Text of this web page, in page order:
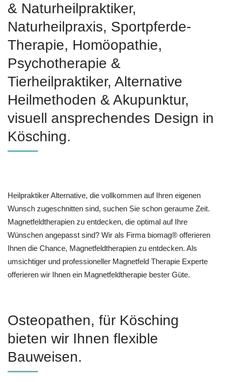
& Naturheilpraktiker,
Naturheilpraxis, Sportpferde-
Therapie, ‎Homöopathie,
‎Psychotherapie &
‎Tierheilpraktiker, Alternative
Heilmethoden & Akupunktur,
visuell ansprechendes Design in
Kösching.
Heilpraktiker Alternative, die vollkommen auf Ihren eigenen
Wunsch zugeschnitten sind, suchen Sie schon geraume Zeit.
Magnetfeldtherapien zu entdecken, die optimal auf Ihre
Wünschen angepasst sind? Wir als Firma biomag® offerieren
Ihnen die Chance, Magnetfeldtherapien zu entdecken. Als
umsichtiger und professioneller Magnetfeld Therapie Experte
offerieren wir Ihnen ein Magnetfeldtherapie bester Güte.
Osteopathen, für Kösching
bieten wir Ihnen flexible
Bauweisen.